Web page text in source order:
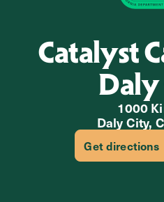
Catalyst
1000
Daly City,
Get directions